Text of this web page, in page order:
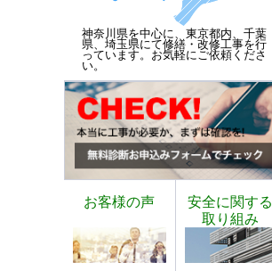
神奈川県を中心に、東京都内、千葉
県、埼玉県にて修繕・改修工事を行
っています。お気軽にご依頼くださ
い。
お客様の声
安全に関する
取り組み